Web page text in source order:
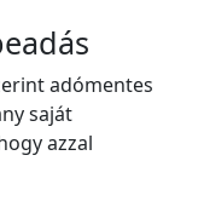
adómentes
saját
azzal